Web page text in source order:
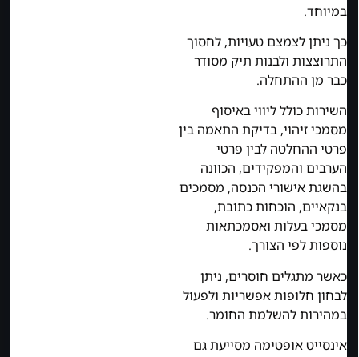
במיוחד.
כך ניתן לצמצם טעויות, לחסוך
התרוצצות ולבנות תיק מסודר
כבר מן ההתחלה.
השירות כולל ליווי באיסוף
מסמכי זיהוי, בדיקת התאמה בין
פרטי ההחלטה לבין פרטי
הערבים והמפקידים, הכוונה
בהשגת אישורי הכנסה, מסמכים
בנקאיים, הוכחות כתובת,
מסמכי בעלות ואסמכתאות
נוספות לפי הצורך.
כאשר מתגלים חוסרים, ניתן
לבחון חלופות אפשריות ולפעול
במהירות להשלמת החומר.
אינסייט אופטימה מסייעת גם